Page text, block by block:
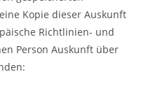
Kopie dieser Auskunft
Richtlinien- und
Person Auskunft über